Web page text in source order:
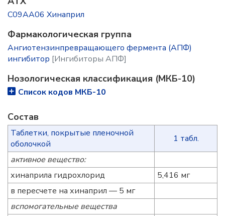
C09AA06 Хинаприл
Фармакологическая группа
Ангиотензинпревращающего фермента (АПФ)
ингибитор [Ингибиторы АПФ]
Нозологическая классификация (МКБ-10)
Список кодов МКБ-10
Состав
Таблетки, покрытые пленочной
оболочкой
1 табл.
активное вещество:
хинаприла гидрохлорид
5,416 мг
в пересчете на хинаприл — 5 мг
вспомогательные вещества